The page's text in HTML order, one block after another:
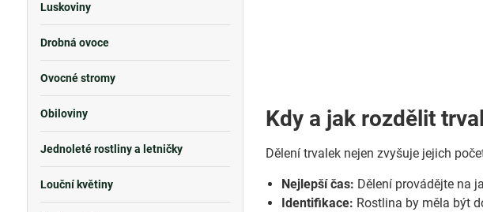
Kdy a jak rozdělit
Dělení trvalek nejen zvyšuje jejich
Nejlepší čas: Dělení provádějte na
Identifikace: Rostlina by měla být
Luskoviny
Drobná ovoce
Ovocné stromy
Obiloviny
Jednoleté rostliny a letničky
Louční květiny